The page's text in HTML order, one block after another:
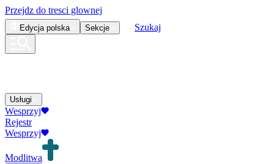
Przejdz do tresci glownej
Edycja polska Sekcje Szukaj
Usługi
Wesprzyj
Rejestr
Wesprzyj
Modlitwa